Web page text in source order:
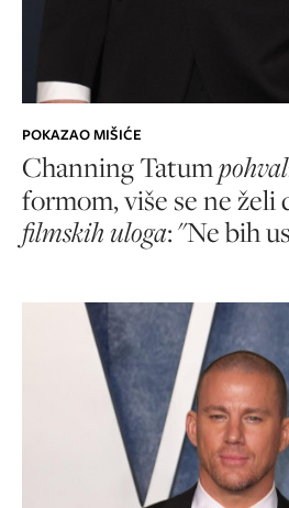
POKAZAO MIŠIĆE
Channing Tatum
formom, više se ne želi
filmskih uloga: "Ne bih